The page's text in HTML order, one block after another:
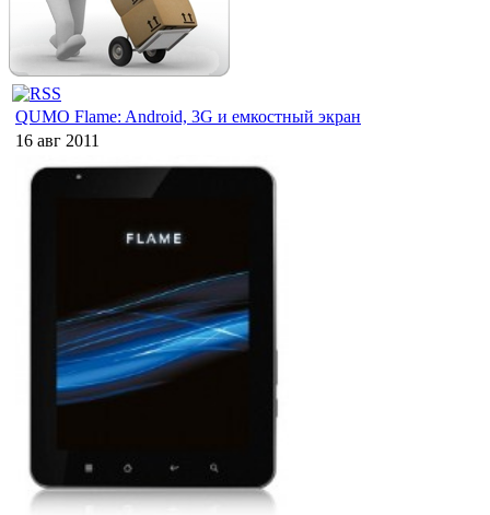
QUMO Flame: Android, 3G и емкостный экран
16 авг 2011